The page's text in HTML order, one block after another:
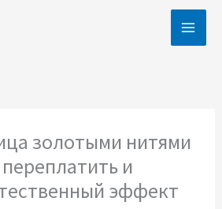
золотыми нитями
и
эффект